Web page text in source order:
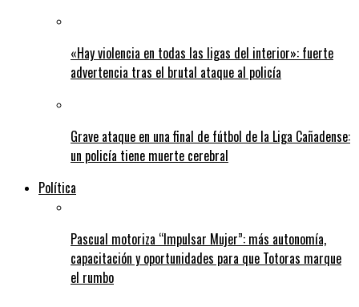
«Hay violencia en todas las ligas del interior»: fuerte
advertencia tras el brutal ataque al policía
Grave ataque en una final de fútbol de la Liga Cañadense:
un policía tiene muerte cerebral
Política
Pascual motoriza “Impulsar Mujer”: más autonomía,
capacitación y oportunidades para que Totoras marque
el rumbo